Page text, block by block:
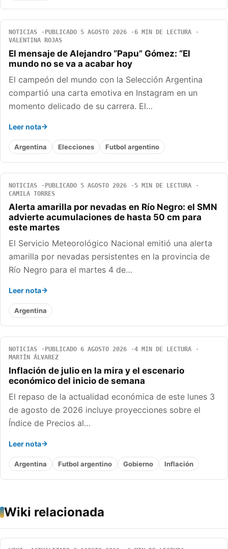
NOTICIAS PUBLICADO 5 AGOSTO 2026
6 MIN DE LECTURA
VALENTINA ROJAS
El mensaje de Alejandro “Papu” Gómez: “El
mundo no se va a acabar hoy
El campeón del mundo con la Selección Argentina
compartió una carta emotiva en Instagram en un
momento delicado de su carrera. El…
Leer nota
Argentina Elecciones Futbol argentino
NOTICIAS PUBLICADO 5 AGOSTO 2026
5 MIN DE LECTURA
CAMILA TORRES
Alerta amarilla por nevadas en Río Negro: el SMN
advierte acumulaciones de hasta 50 cm para
este martes
El Servicio Meteorológico Nacional emitió una alerta
amarilla por nevadas persistentes en la provincia de
Río Negro para el martes 4 de…
Leer nota
Argentina
NOTICIAS PUBLICADO 6 AGOSTO 2026
4 MIN DE LECTURA
MARTÍN ÁLVAREZ
Inflación de julio en la mira y el escenario
económico del inicio de semana
El repaso de la actualidad económica de este lunes 3
de agosto de 2026 incluye proyecciones sobre el
Índice de Precios al…
Leer nota
Argentina Futbol argentino Gobierno Inflación
Wiki relacionada